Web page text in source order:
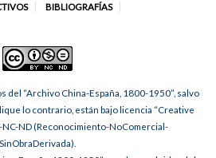
BIBLIOGRAFÍAS
del “Archivo China-España, 1800-1950”, salvo
lo contrario, están bajo licencia “Creative
NC-ND (Reconocimiento-NoComercial-
SinObraDerivada).